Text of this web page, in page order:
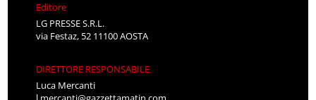
Editore
LG PRESSE S.R.L.
via Festaz, 52 11100 AOSTA
DIRETTORE RESPONSABILE
Luca Mercanti